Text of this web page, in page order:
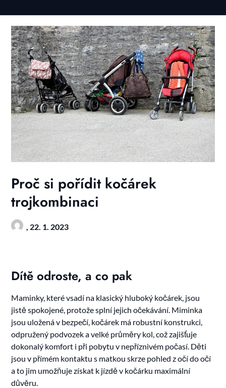
to
content
Proč si pořídit kočárek
trojkombinaci
, 22. 1. 2023
Dítě odroste, a co pak
Maminky, které vsadí na klasický hluboký kočárek, jsou
jistě spokojené, protože splní jejich očekávání. Miminka
jsou uložená v bezpečí, kočárek má robustní konstrukci,
odpružený podvozek a velké průměry kol, což zajišťuje
dokonalý komfort i při pobytu v nepříznivém počasí. Děti
jsou v přímém kontaktu s matkou skrze pohled z očí do očí
a to jim umožňuje získat k jízdě v kočárku maximální
důvěru.